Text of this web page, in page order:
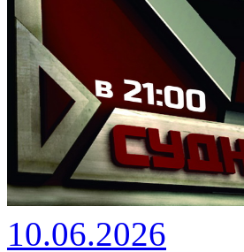
10.06.2026